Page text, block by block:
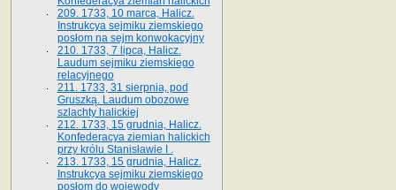
209. 1733, 10 marca, Halicz.
Instrukcya sejmiku ziemskiego
posłom na sejm konwokacyjny
210. 1733, 7 lipca, Halicz.
Laudum sejmiku ziemskiego
relacyjnego
211. 1733, 31 sierpnia, pod
Gruszką. Laudum obozowe
szlachty halickiej
212. 1733, 15 grudnia, Halicz.
Konfederacya ziemian halickich
przy królu Stanisławie I .
213. 1733, 15 grudnia, Halicz.
Instrukcya sejmiku ziemskiego
posłom do wojewody